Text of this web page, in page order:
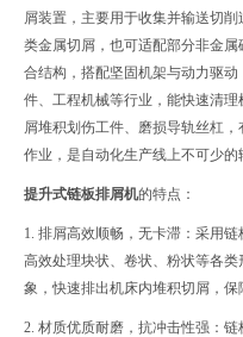
屑装置，主要用于收集并输送切
类金属切屑，也可适配部分非金
合结构，搭配坚固机架与动力驱
件、工程机械等行业，能快速清
屑堆积划伤工件、磨损导轨丝杠
作业，是自动化生产线上不可少的
提升式链板排屑机的特点：
1. 排屑高效顺畅，无卡滞：采用
高效处理块状、卷状、粉状等各
象，快速排出机床内堆积切屑，保
2. 材质优质耐磨，抗冲击性强：